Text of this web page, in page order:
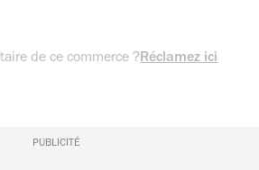
de ce commerce ?Réclamez ici
PUBLICITÉ